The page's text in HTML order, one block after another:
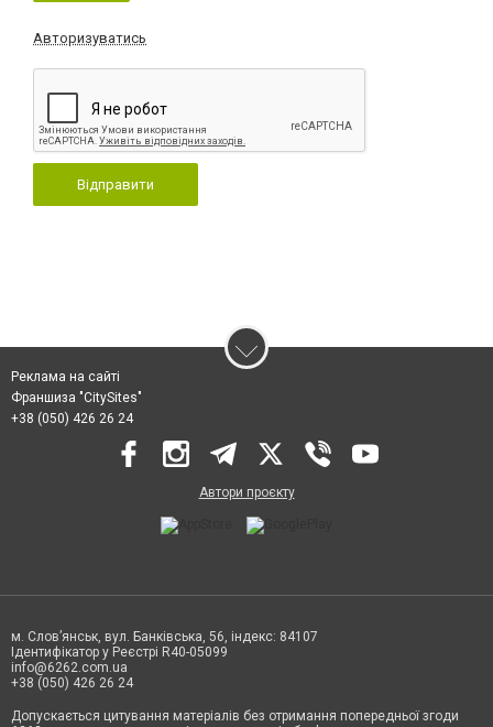
Авторизуватись
Відправити
Реклама на сайті
Франшиза "CitySites"
+38 (050) 426 26 24
Автори проєкту
м. Слов’янськ, вул. Банківська, 56, індекс: 84107
Ідентифікатор у Реєстрі R40-05099
info@6262.com.ua
+38 (050) 426 26 24
Допускається цитування матеріалів без отримання попередньої згоди